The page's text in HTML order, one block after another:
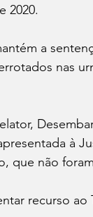
2020.
a
nas
à
que não
recurso ao